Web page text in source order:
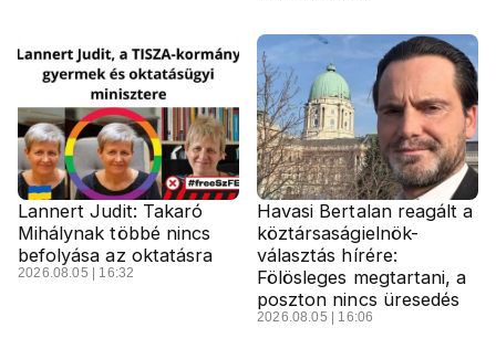
Lannert Judit: Takaró
Mihálynak többé nincs
befolyása az oktatásra
2026.08.05 | 16:32
Havasi Bertalan reagált a
köztársaságielnök-
választás hírére:
Fölösleges megtartani, a
poszton nincs üresedés
2026.08.05 | 16:06